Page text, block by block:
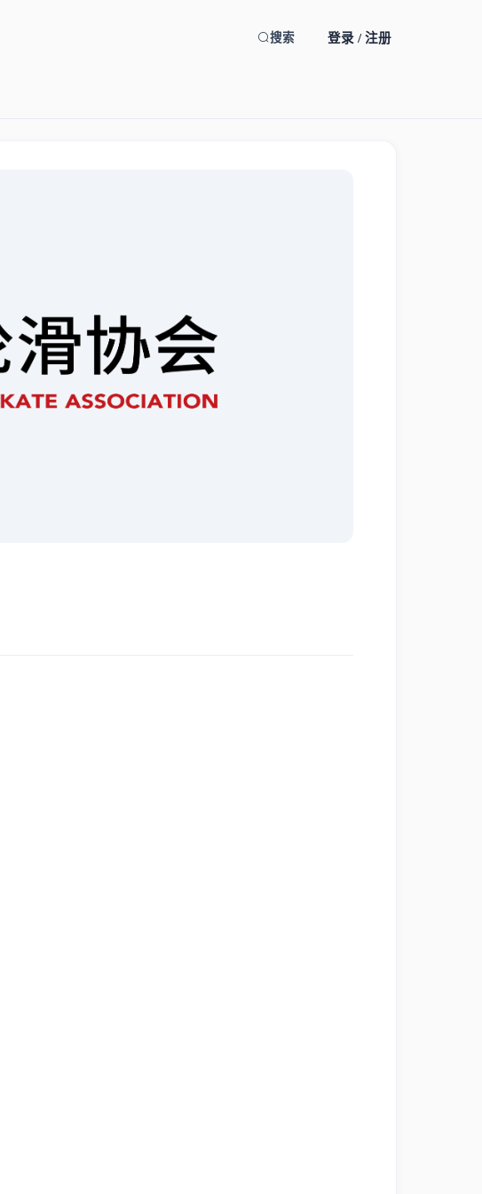
搜索 登录 / 注册